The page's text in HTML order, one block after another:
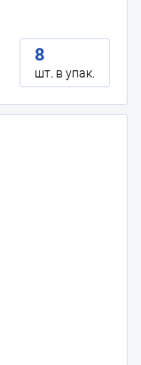
8
шт. в упак.